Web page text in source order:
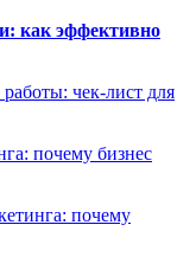
как эффективно
чек-лист для
почему бизнес
почему